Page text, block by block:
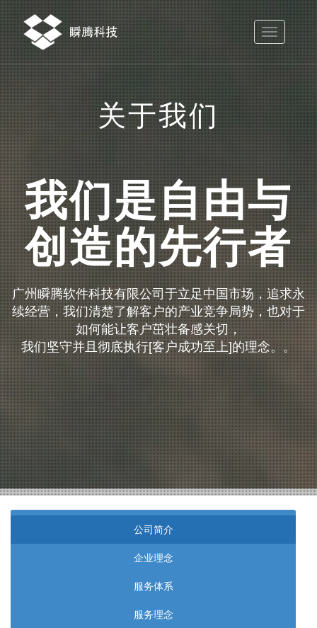
Toggle
navigation
关于我们
我们是自由与
创造的先行者
广州瞬腾软件科技有限公司于立足中国市场，追求永
续经营，我们清楚了解客户的产业竞争局势，也对于
如何能让客户茁壮备感关切，
我们坚守并且彻底执行[客户成功至上]的理念。。
公司简介
企业理念
服务体系
服务理念